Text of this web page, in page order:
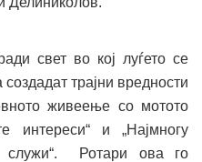
свет во кој луѓето се
трајни вредности
живеење со мотото
интереси“ и „Најмногу
служи“. Ротари ова го